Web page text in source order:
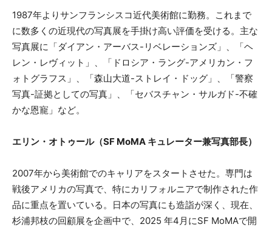
1987年よりサンフランシスコ近代美術館に勤務。これまで
に数多くの近現代の写真展を手掛け高い評価を受ける。主な
写真展に「ダイアン・アーバス-リベレーションズ」、「ヘ
レン・レヴィット」、「ドロシア・ラング-アメリカン・フ
ォトグラフス」、「森山大道-ストレイ・ドッグ」、「警察
写真-証拠としての写真」、「セバスチャン・サルガド-不確
かな恩寵」など。
エリン・オトゥール（SF MoMA キュレーター兼写真部長）
2007年から美術館でのキャリアをスタートさせた。専門は
戦後アメリカの写真で、特にカリフォルニアで制作された作
品に重点を置いている。日本の写真にも造詣が深く、現在、
杉浦邦枝の回顧展を企画中で、2025 年4月にSF MoMAで開